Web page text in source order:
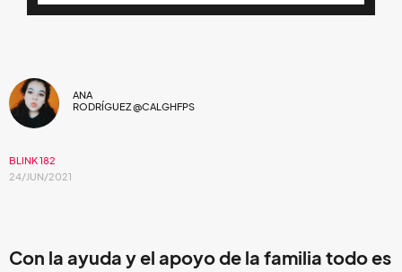
ANA
RODRÍGUEZ @CALGHFPS
BLINK 182
24/JUN/2021
Con la ayuda y el apoyo de la familia todo es